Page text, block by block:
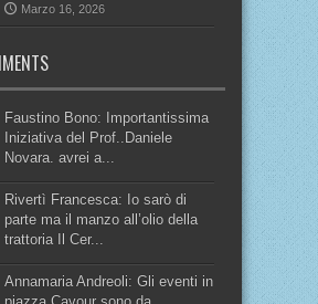
Marzo 16, 2026
Faustino Bono: Importantissima
Iniziativa del Prof..Daniele
Novara. avrei a...
Rivertì Francesca: Io sarò di
parte ma il manzo all’olio della
trattoria Il Cer...
Annamaria Andreoli: Gli eventi in